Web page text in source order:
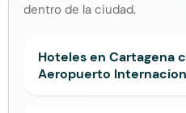
dentro de la ciudad.
Hoteles en Cartagena
Aeropuerto